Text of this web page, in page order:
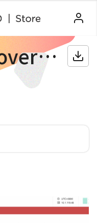
Deep Discovery Inspector